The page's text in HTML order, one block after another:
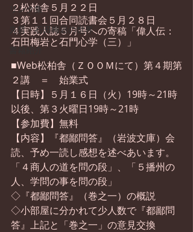
リンク集
先哲・石田梅岩の世界
書籍紹介
２松柏舎５月２２日
３第１１回合同読書会５月２８日
４実践人誌５月号への寄稿「偉人伝：
石田梅岩と石門心学（三）」
■Web松柏舎（ＺＯＯＭにて）第４期第
２講　＝　始業式
【日時】５月１６日（火）19時～21時
以後、第３火曜日19時～21時
【参加費】無料
【内容】『都鄙問答』（岩波文庫）会
読、予め一読し感想を述べあいます。
「４商人の道を問の段」、「５播州の
人、学問の事を問の段」
◇『都鄙問答』（巻之一）の概説
◇小部屋に分かれて少人数で『都鄙問
答』上記と「巻之一」の意見交換